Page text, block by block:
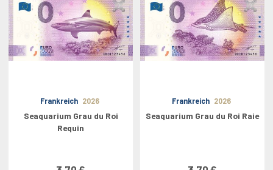
Frankreich 2026
Seaquarium Grau du Roi
Requin
Frankreich 2026
Seaquarium Grau du Roi Raie